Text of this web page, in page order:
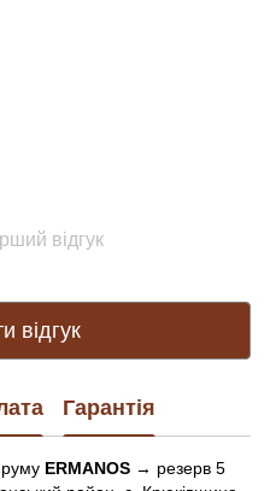
відгук
відгук
Гарантія
у ERMANOS → резерв 5